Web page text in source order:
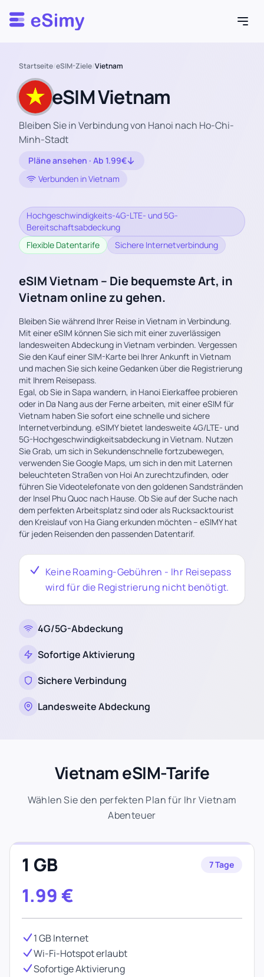
Esimy
Startseite/eSIM-Ziele/Vietnam
eSIM Vietnam
Bleiben Sie in Verbindung von Hanoi nach Ho-Chi-
Minh-Stadt
Pläne ansehen · Ab 1.99€
Verbunden in Vietnam
Hochgeschwindigkeits-4G-LTE- und 5G-
Bereitschaftsabdeckung
Flexible Datentarife
Sichere Internetverbindung
eSIM Vietnam – Die bequemste Art, in
Vietnam online zu gehen.
Bleiben Sie während Ihrer Reise in Vietnam in Verbindung.
Mit einer eSIM können Sie sich mit einer zuverlässigen
landesweiten Abdeckung in Vietnam verbinden. Vergessen
Sie den Kauf einer SIM-Karte bei Ihrer Ankunft in Vietnam
und machen Sie sich keine Gedanken über die Registrierung
mit Ihrem Reisepass.
Egal, ob Sie in Sapa wandern, in Hanoi Eierkaffee probieren
oder in Da Nang aus der Ferne arbeiten, mit einer eSIM für
Vietnam haben Sie sofort eine schnelle und sichere
Internetverbindung. eSIMY bietet landesweite 4G/LTE- und
5G-Hochgeschwindigkeitsabdeckung in Vietnam. Nutzen
Sie Grab, um sich in Sekundenschnelle fortzubewegen,
verwenden Sie Google Maps, um sich in den mit Laternen
beleuchteten Straßen von Hoi An zurechtzufinden, oder
führen Sie Videotelefonate von den goldenen Sandstränden
der Insel Phu Quoc nach Hause. Ob Sie auf der Suche nach
dem perfekten Arbeitsplatz sind oder als Rucksacktourist
den Kreislauf von Ha Giang erkunden möchten – eSIMY hat
für jeden Reisenden den passenden Datentarif.
Keine Roaming-Gebühren - Ihr Reisepass
wird für die Registrierung nicht benötigt.
4G/5G-Abdeckung
Sofortige Aktivierung
Sichere Verbindung
Landesweite Abdeckung
Vietnam eSIM-Tarife
Wählen Sie den perfekten Plan für Ihr Vietnam
Abenteuer
1 GB 7 Tage
1.99 €
1 GB Internet
Wi-Fi-Hotspot erlaubt
Sofortige Aktivierung